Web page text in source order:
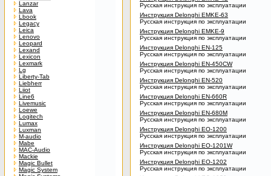
Lanzar
Lava
Lbook
Legacy
Leica
Lenovo
Leopard
Lexand
Lexicon
Lexmark
Lg
Liberty-Tab
Liebherr
Liiot
Line6
Livemusic
Loewe
Logitech
Lumax
Luxman
M-audio
Mabe
MAC-Audio
Mackie
Magic Bullet
Magic System
Русская инструкция по эксплуатации
Инструкция Delonghi EMKE-63
Русская инструкция по эксплуатации
Инструкция Delonghi EMKE-9
Русская инструкция по эксплуатации
Инструкция Delonghi EN-125
Русская инструкция по эксплуатации
Инструкция Delonghi EN-450CW
Русская инструкция по эксплуатации
Инструкция Delonghi EN-520
Русская инструкция по эксплуатации
Инструкция Delonghi EN-660R
Русская инструкция по эксплуатации
Инструкция Delonghi EN-680M
Русская инструкция по эксплуатации
Инструкция Delonghi EO-1200
Русская инструкция по эксплуатации
Инструкция Delonghi EO-1201W
Русская инструкция по эксплуатации
Инструкция Delonghi EO-1202
Русская инструкция по эксплуатации